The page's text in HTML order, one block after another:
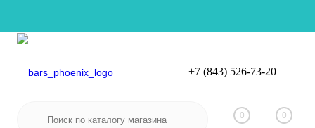
Вход
+7 (843) 526-73-20
0 0